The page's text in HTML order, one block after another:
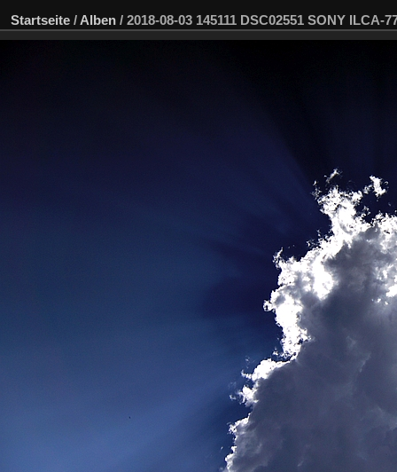
Startseite / Alben / 2018-08-03 145111 DSC02551 SONY ILCA-